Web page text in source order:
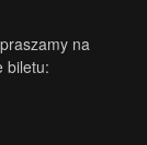
na
biletu: